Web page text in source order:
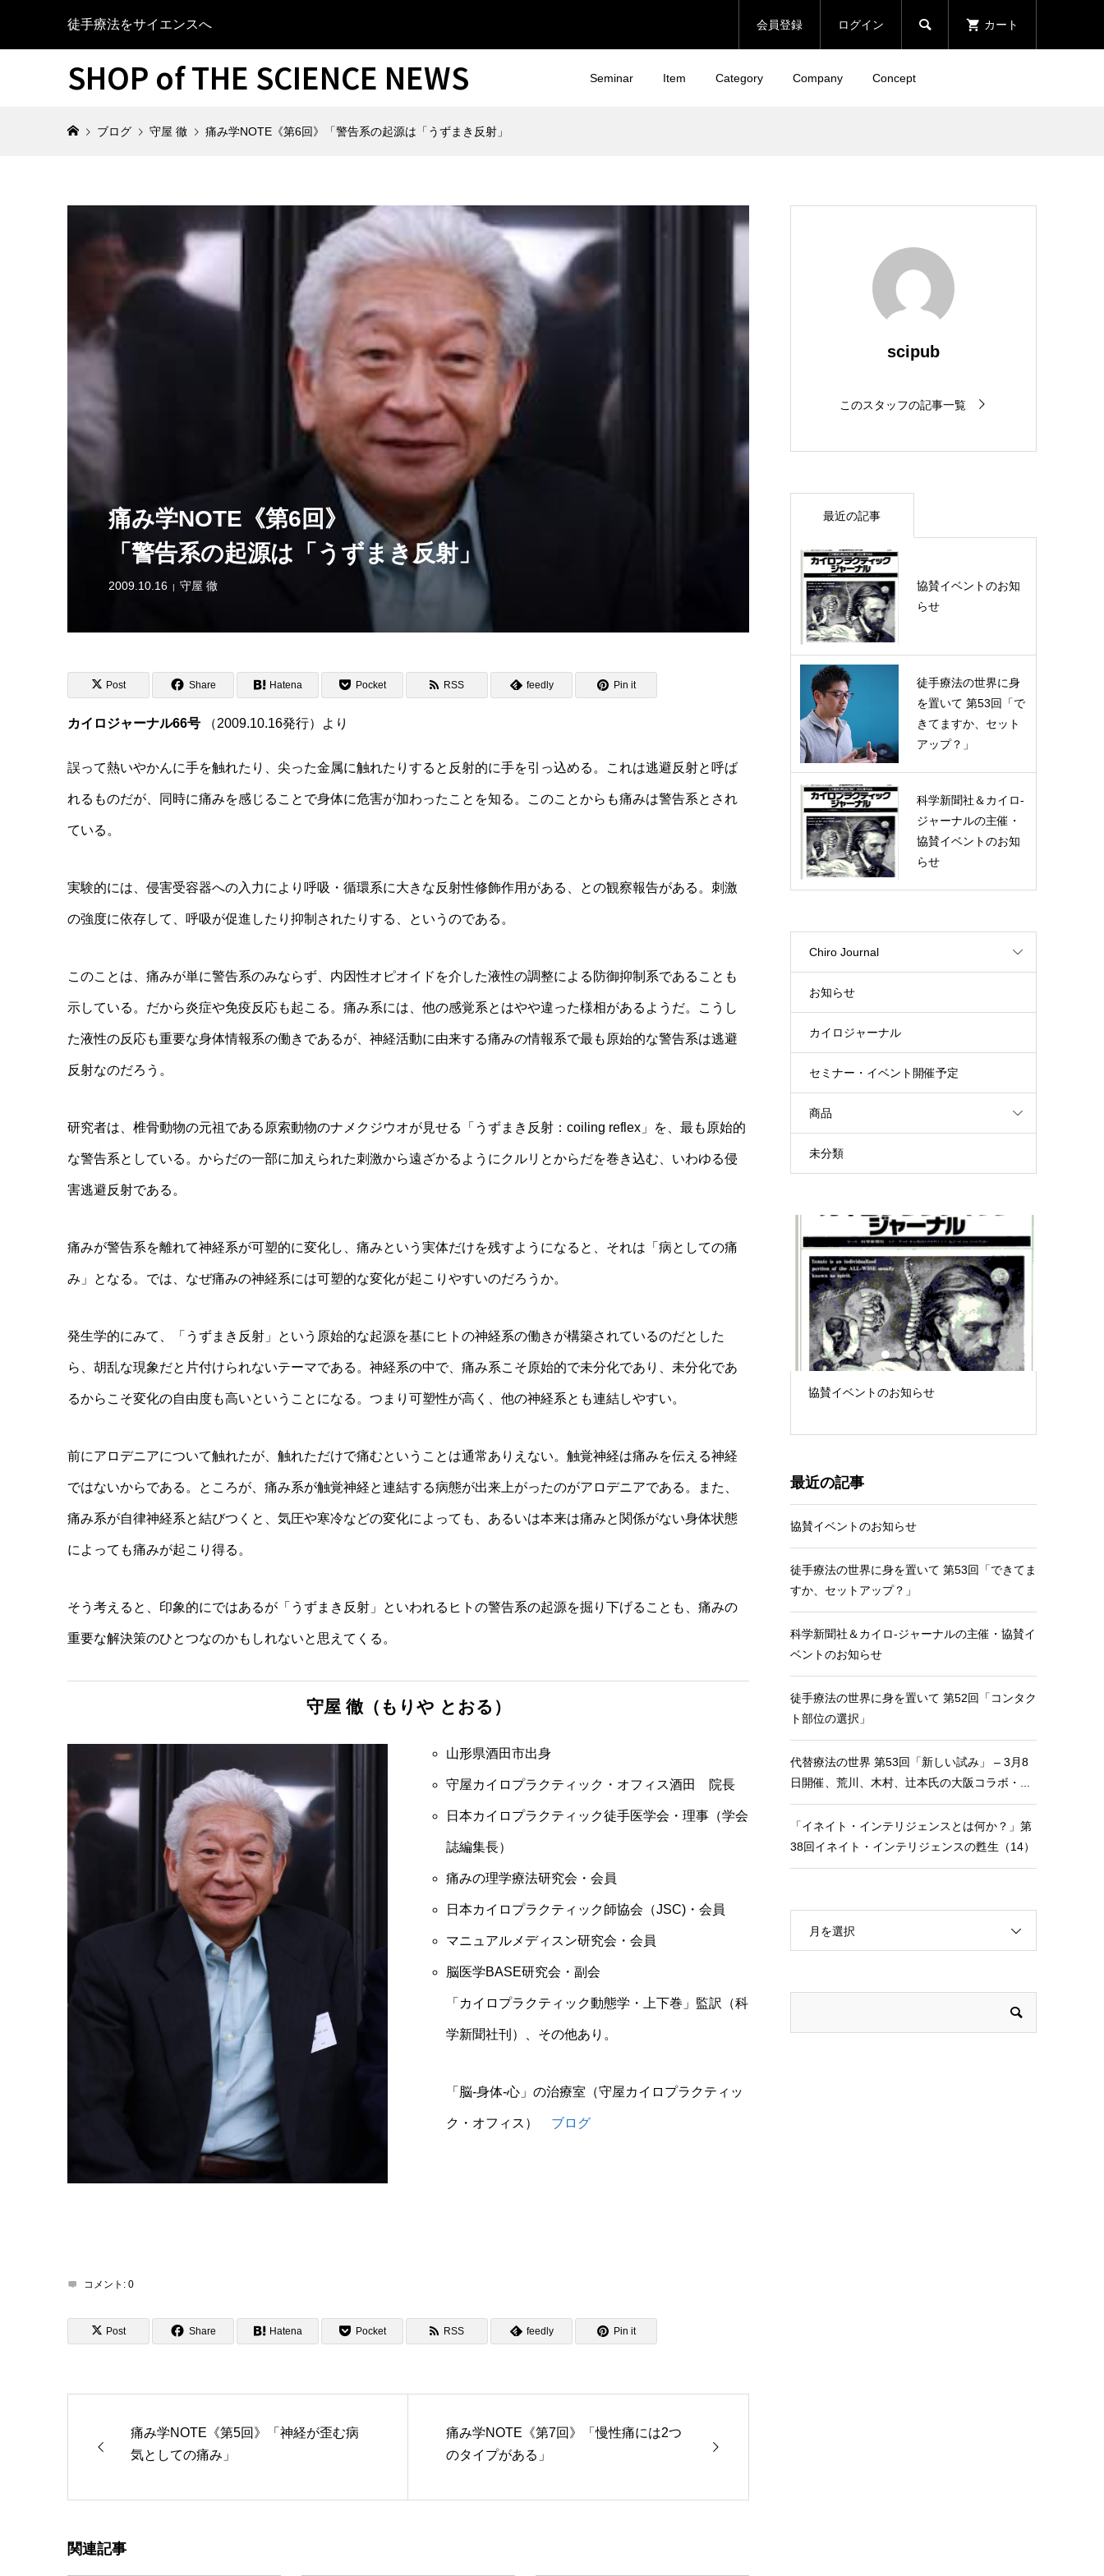
徒手療法をサイエンスへ 会員登録 ログイン  カート
SHOP of THE SCIENCE NEWS Seminar Item Category Company Concept
ブログ 守屋 徹 痛み学NOTE《第6回》「警告系の起源は「うずまき反射」
痛み学NOTE《第6回》
「警告系の起源は「うずまき反射」
2009.10.16 守屋 徹
Post Share Hatena Pocket RSS feedly Pin it
カイロジャーナル66号 （2009.10.16発行）より
誤って熱いやかんに手を触れたり、尖った金属に触れたりすると反射的に手を引っ込める。これは逃避反射と呼ば
れるものだが、同時に痛みを感じることで身体に危害が加わったことを知る。このことからも痛みは警告系とされ
ている。
実験的には、侵害受容器への入力により呼吸・循環系に大きな反射性修飾作用がある、との観察報告がある。刺激
の強度に依存して、呼吸が促進したり抑制されたりする、というのである。
このことは、痛みが単に警告系のみならず、内因性オピオイドを介した液性の調整による防御抑制系であることも
示している。だから炎症や免疫反応も起こる。痛み系には、他の感覚系とはやや違った様相があるようだ。こうし
た液性の反応も重要な身体情報系の働きであるが、神経活動に由来する痛みの情報系で最も原始的な警告系は逃避
反射なのだろう。
研究者は、椎骨動物の元祖である原索動物のナメクジウオが見せる「うずまき反射：coiling reflex」を、最も原始的
な警告系としている。からだの一部に加えられた刺激から遠ざかるようにクルリとからだを巻き込む、いわゆる侵
害逃避反射である。
痛みが警告系を離れて神経系が可塑的に変化し、痛みという実体だけを残すようになると、それは「病としての痛
み」となる。では、なぜ痛みの神経系には可塑的な変化が起こりやすいのだろうか。
発生学的にみて、「うずまき反射」という原始的な起源を基にヒトの神経系の働きが構築されているのだとした
ら、胡乱な現象だと片付けられないテーマである。神経系の中で、痛み系こそ原始的で未分化であり、未分化であ
るからこそ変化の自由度も高いということになる。つまり可塑性が高く、他の神経系とも連結しやすい。
前にアロデニアについて触れたが、触れただけで痛むということは通常ありえない。触覚神経は痛みを伝える神経
ではないからである。ところが、痛み系が触覚神経と連結する病態が出来上がったのがアロデニアである。また、
痛み系が自律神経系と結びつくと、気圧や寒冷などの変化によっても、あるいは本来は痛みと関係がない身体状態
によっても痛みが起こり得る。
そう考えると、印象的にではあるが「うずまき反射」といわれるヒトの警告系の起源を掘り下げることも、痛みの
重要な解決策のひとつなのかもしれないと思えてくる。
守屋 徹（もりや とおる）
山形県酒田市出身
守屋カイロプラクティック・オフィス酒田 院長
日本カイロプラクティック徒手医学会・理事（学会
誌編集長）
痛みの理学療法研究会・会員
日本カイロプラクティック師協会（JSC)・会員
マニュアルメディスン研究会・会員
脳医学BASE研究会・副会
「カイロプラクティック動態学・上下巻」監訳（科
学新聞社刊）、その他あり。
「脳‐身体‐心」の治療室（守屋カイロプラクティッ
ク・オフィス） ブログ
コメント: 0
Post Share Hatena Pocket RSS feedly Pin it
痛み学NOTE《第5回》「神経が歪む病
気としての痛み」
痛み学NOTE《第7回》「慢性痛には2つ
のタイプがある」
関連記事
scipub
このスタッフの記事一覧
最近の記事
協賛イベントのお知
らせ
徒手療法の世界に身
を置いて 第53回「で
きてますか、セット
アップ？」
科学新聞社＆カイロ-
ジャーナルの主催・
協賛イベントのお知
らせ
Chiro Journal
お知らせ
カイロジャーナル
セミナー・イベント開催予定
商品
未分類
代替療法の世界 第53回「新しい試み」 –
協賛イベントのお知らせ
1 2 3 4 5
最近の記事
協賛イベントのお知らせ
徒手療法の世界に身を置いて 第53回「できてま
すか、セットアップ？」
科学新聞社＆カイロ-ジャーナルの主催・協賛イ
ベントのお知らせ
徒手療法の世界に身を置いて 第52回「コンタク
ト部位の選択」
代替療法の世界 第53回「新しい試み」 – 3月8
日開催、荒川、木村、辻本氏の大阪コラボ・...
「イネイト・インテリジェンスとは何か？」第
38回イネイト・インテリジェンスの甦生（14）
月を選択